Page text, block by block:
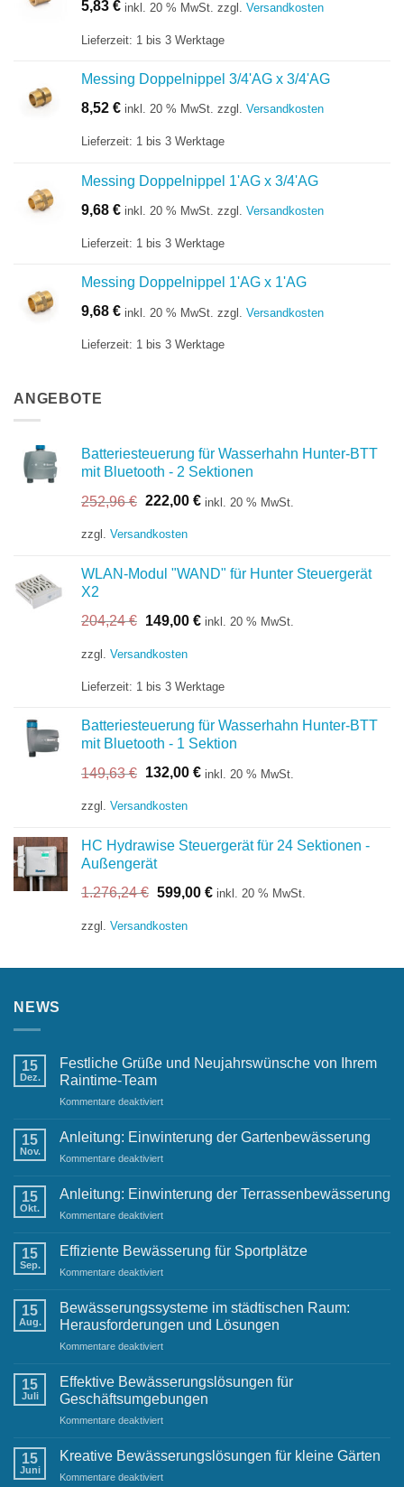
5,83 € inkl. 20 % MwSt. zzgl. Versandkosten
Lieferzeit: 1 bis 3 Werktage
Messing Doppelnippel 3/4'AG x 3/4'AG
8,52 € inkl. 20 % MwSt. zzgl. Versandkosten
Lieferzeit: 1 bis 3 Werktage
Messing Doppelnippel 1'AG x 3/4'AG
9,68 € inkl. 20 % MwSt. zzgl. Versandkosten
Lieferzeit: 1 bis 3 Werktage
Messing Doppelnippel 1'AG x 1'AG
9,68 € inkl. 20 % MwSt. zzgl. Versandkosten
Lieferzeit: 1 bis 3 Werktage
ANGEBOTE
Batteriesteuerung für Wasserhahn Hunter-BTT
mit Bluetooth - 2 Sektionen
252,96€ Ursprünglicher
war:
222,00 €Aktueller
inkl. 20 % MwSt.
zzgl. Versandkosten
WLAN-Modul "WAND" für Hunter Steuergerät
X2
204,24€ Ursprünglicher
war:
149,00 €Aktueller
inkl. 20 % MwSt.
zzgl. Versandkosten
Lieferzeit: 1 bis 3 Werktage
Batteriesteuerung für Wasserhahn Hunter-BTT
mit Bluetooth - 1 Sektion
149,63€ Ursprünglicher
war:
132,00 €Aktueller
inkl. 20 % MwSt.
zzgl. Versandkosten
HC Hydrawise Steuergerät für 24 Sektionen -
Außengerät
1.276,24€ Ursprünglicher
war:
599,00 €Aktueller
inkl. 20 % MwSt.
zzgl. Versandkosten
NEWS
15
Dez.
Festliche Grüße und Neujahrswünsche von Ihrem
Raintime-Team
Kommentare deaktiviertfür
Grüße
Neujahrswünsche
Ihrem
15
Nov.
Anleitung: Einwinterung der Gartenbewässerung
Kommentare deaktiviertfür
Einwinterung
Gartenbewässerung
15
Okt.
Anleitung: Einwinterung der Terrassenbewässerung
Kommentare deaktiviertfür
Einwinterung
Terrassenbewässerung
15
Sep.
Effiziente Bewässerung für Sportplätze
Kommentare deaktiviertfür
Bewässerung
für
Sportplätze
15
Aug.
Bewässerungssysteme im städtischen Raum:
Herausforderungen und Lösungen
Kommentare deaktiviertfür
städtischen
Raum:
Herausforderungen
Lösungen
15
Juli
Effektive Bewässerungslösungen für
Geschäftsumgebungen
Kommentare deaktiviertfür
Bewässerungslösungen
Geschäftsumgebungen
15
Juni
Kreative Bewässerungslösungen für kleine Gärten
Kommentare deaktiviertfür